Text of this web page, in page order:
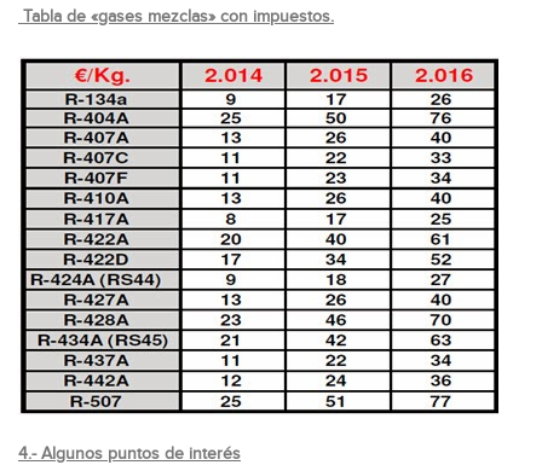
Tabla de «gases mezclas» con impuestos.
4.- Algunos puntos de interés